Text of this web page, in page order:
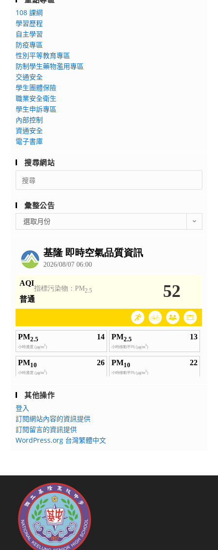
108 課綱
學習歷程
自主學習
防疫專區
性別平等教育專區
防制學生藥物濫用專區
交通安全
學生團體保險
職業安全衛生
學生申訴專區
內部控制
資通安全
電子書庫
搜尋網站
Search
for:
彙整公告
整
選取月份
其他操作
登入
訂閱網站內容的資訊提供
訂閱留言的資訊提供
WordPress.org 台灣繁體中文